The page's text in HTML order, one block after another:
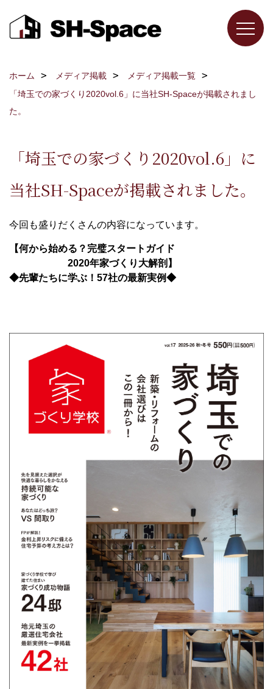
ホーム メディア掲載
メディア掲載一覧
「埼玉での家づくり2020vol.6」に当社SH-Spaceが掲載されまし
た。
「埼玉での家づくり2020vol.6」に
当社SH-Spaceが掲載されました。
今回も盛りだくさんの内容になっています。
【何から始める？完璧スタートガイド
2020年家づくり大解剖】
◆先輩たちに学ぶ！57社の最新実例◆